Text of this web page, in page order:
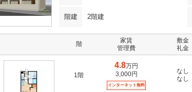
階建 2階建
階
家賃
管理費
敷金
礼金
1階
4.8万円
3,000円
インターネット無料
なし
なし